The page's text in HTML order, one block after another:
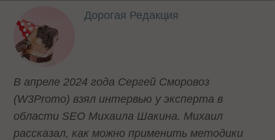
Дорогая Редакция
В апреле 2024 года Сергей Сморовоз
(W3Promo) взял интервью у эксперта в
области SEO Михаила Шакина. Михаил
рассказал, как можно применить методики